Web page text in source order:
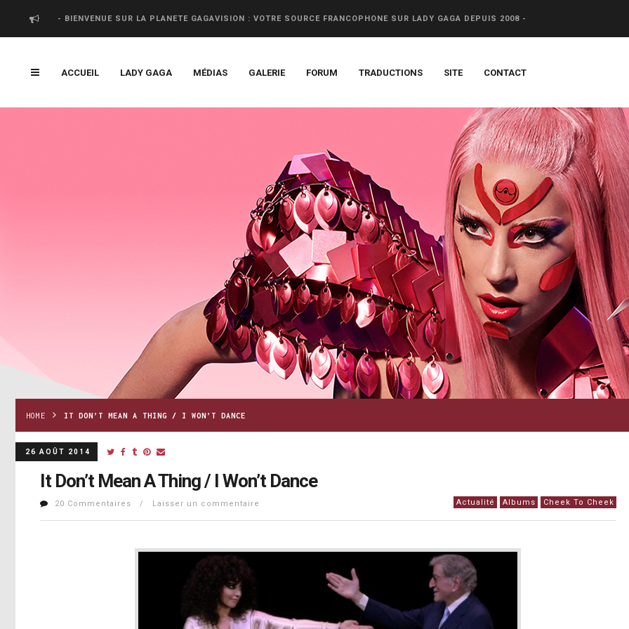
- BIENVENUE SUR LA PLANETE GAGAVISION : VOTRE SOURCE FRANCOPHONE SUR LADY GAGA DEPUIS 2008 -
ACCUEIL LADY GAGA MÉDIAS GALERIE FORUM TRADUCTIONS SITE CONTACT
HOME IT DON’T MEAN A THING / I WON’T DANCE
26 AOÛT 2014
It Don’t Mean A Thing / I Won’t Dance
20 Commentaires / Laisser un commentaire Actualité Albums Cheek To Cheek